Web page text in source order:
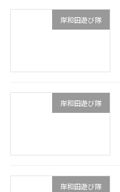
岸和田遊び隊
岸和田遊び隊
岸和田遊び隊